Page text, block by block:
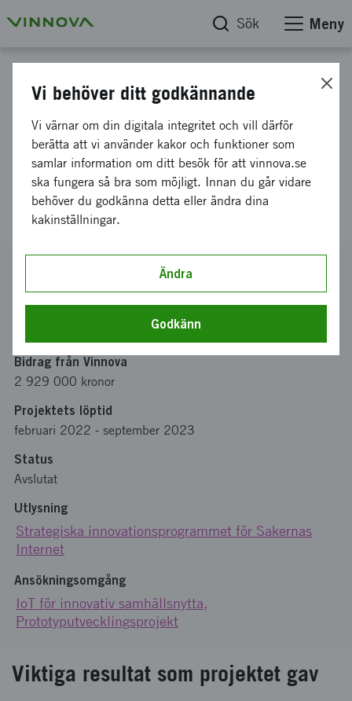
Sök Meny
Ingen H2O-brist med säker IoT-
list. Framtidssäkring för små
kommuner och Tjörn, den
Smarta Ön.
Bidrag från Vinnova
2 929 000 kronor
Projektets löptid
februari 2022 - september 2023
Status
Avslutat
Utlysning
Strategiska innovationsprogrammet för Sakernas
Internet
Ansökningsomgång
IoT för innovativ samhällsnytta,
Prototyputvecklingsprojekt
Viktiga resultat som projektet gav
Vi behöver ditt godkännande
Vi värnar om din digitala integritet och vill därför
berätta att vi använder kakor och funktioner som
samlar information om ditt besök för att vinnova.se
ska fungera så bra som möjligt. Innan du går vidare
behöver du godkänna detta eller ändra dina
kakinställningar.
Ändra
Godkänn